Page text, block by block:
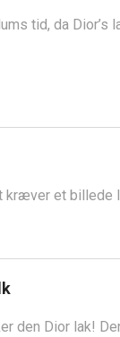
tid, da
kræver et billede
den Dior lak!